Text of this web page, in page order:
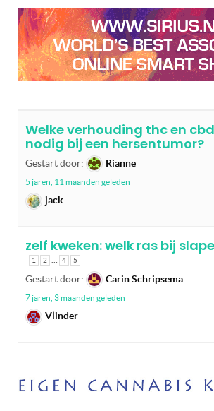
Welke verhouding thc en
nodig bij een hersentumor?
Gestart door: Rianne
5 jaren, 11 maanden geleden
jack
zelf kweken: welk ras bij
1 2 4 5
Gestart door: Carin Schripsema
7 jaren, 3 maanden geleden
Vlinder